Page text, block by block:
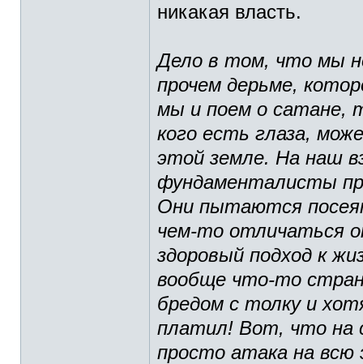
никакая власть.
Дело в том, что мы
прочем дерьме,
мы и поем о сатане,
кого есть глаза,
этой земле. На наш
фундаменталисты
Они пытаются
чем-то отличаться
здоровый подход к
вообще что-то
бредом с толку и
платил! Вот, что на
просто атака на